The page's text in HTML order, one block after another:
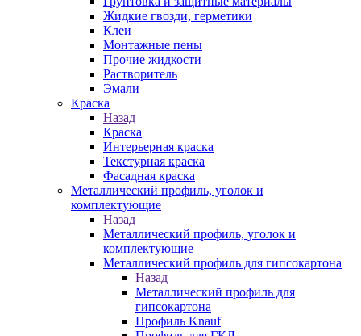
Жидкие гвозди, герметики
Клеи
Монтажные пены
Прочие жидкости
Растворитель
Эмали
Краска
Назад
Краска
Интерьерная краска
Текстурная краска
Фасадная краска
Металлический профиль, уголок и
комплектующие
Назад
Металлический профиль, уголок и
комплектующие
Металлический профиль для гипсокартона
Назад
Металлический профиль для
гипсокартона
Профиль Knauf